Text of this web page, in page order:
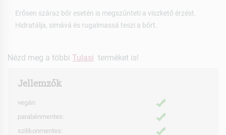
Erősen száraz bőr esetén is megszűnteti a viszkető érzést.
Hidratálja, simává és rugalmassá teszi a bőrt.
Nézd meg a többi Tulasi terméket is!
Jellemzők
vegán:
parabénmentes:
szilikonmentes: